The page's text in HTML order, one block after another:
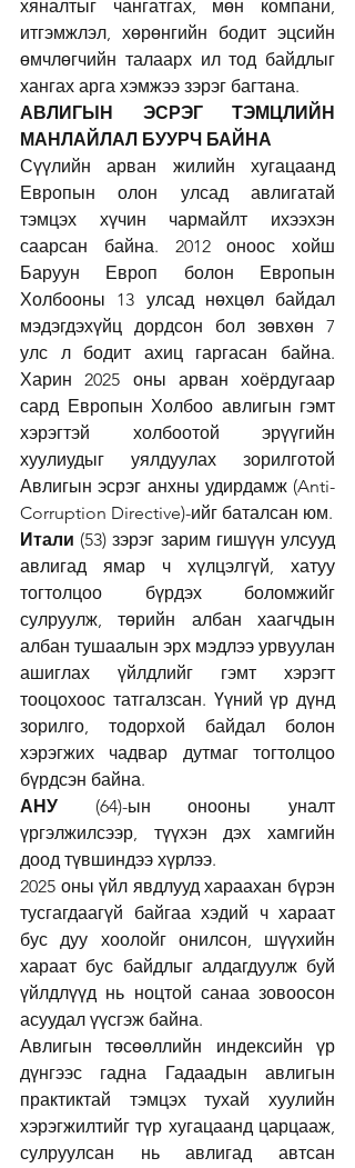
хяналтыг чангатгах, мөн компани,
итгэмжлэл, хөрөнгийн бодит эцсийн
өмчлөгчийн талаарх ил тод байдлыг
хангах арга хэмжээ зэрэг багтана.
АВЛИГЫН ЭСРЭГ ТЭМЦЛИЙН
МАНЛАЙЛАЛ БУУРЧ БАЙНА
Сүүлийн арван жилийн хугацаанд
Европын олон улсад авлигатай
тэмцэх хүчин чармайлт ихээхэн
саарсан байна. 2012 оноос хойш
Баруун Европ болон Европын
Холбооны 13 улсад нөхцөл байдал
мэдэгдэхүйц дордсон бол зөвхөн 7
улс л бодит ахиц гаргасан байна.
Харин 2025 оны арван хоёрдугаар
сард Европын Холбоо авлигын гэмт
хэрэгтэй холбоотой эрүүгийн
хуулиудыг уялдуулах зорилготой
Авлигын эсрэг анхны удирдамж (Anti-
Corruption Directive)-ийг баталсан юм.
Итали (53) зэрэг зарим гишүүн улсууд
авлигад ямар ч хүлцэлгүй, хатуу
тогтолцоо бүрдэх боломжийг
сулруулж, төрийн албан хаагчдын
албан тушаалын эрх мэдлээ урвуулан
ашиглах үйлдлийг гэмт хэрэгт
тооцохоос татгалзсан. Үүний үр дүнд
зорилго, тодорхой байдал болон
хэрэгжих чадвар дутмаг тогтолцоо
бүрдсэн байна.
АНУ (64)-ын онооны уналт
үргэлжилсээр, түүхэн дэх хамгийн
доод түвшиндээ хүрлээ.
2025 оны үйл явдлууд хараахан бүрэн
тусгагдаагүй байгаа хэдий ч хараат
бус дуу хоолойг онилсон, шүүхийн
хараат бус байдлыг алдагдуулж буй
үйлдлүүд нь ноцтой санаа зовоосон
асуудал үүсгэж байна.
Авлигын төсөөллийн индексийн үр
дүнгээс гадна Гадаадын авлигын
практиктай тэмцэх тухай хуулийн
хэрэгжилтийг түр хугацаанд царцааж,
сулруулсан нь авлигад автсан